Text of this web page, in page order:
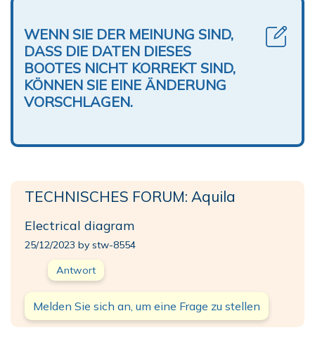
WENN SIE DER MEINUNG SIND,
DASS DIE DATEN DIESES
BOOTES NICHT KORREKT SIND,
KÖNNEN SIE EINE ÄNDERUNG
VORSCHLAGEN.
TECHNISCHES FORUM: Aquila
Electrical diagram
25/12/2023 by stw-8554
Antwort
Melden Sie sich an, um eine Frage zu stellen